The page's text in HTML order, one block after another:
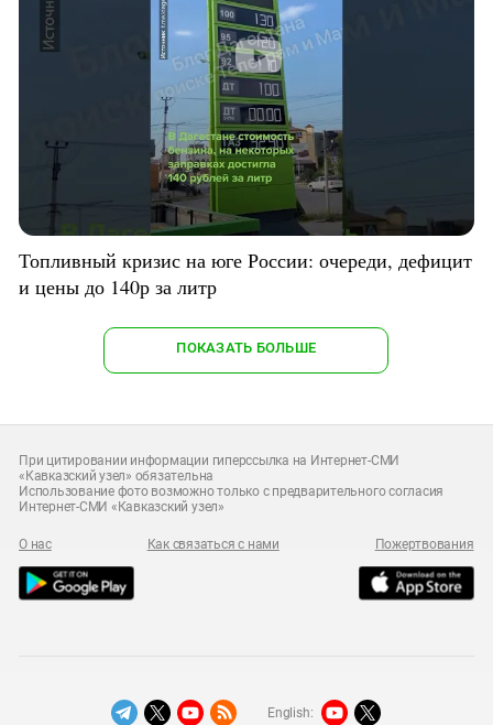
Топливный кризис на юге России: очереди, дефицит
и цены до 140р за литр
ПОКАЗАТЬ БОЛЬШЕ
При цитировании информации гиперссылка на Интернет-СМИ
«Кавказский узел» обязательна
Использование фото возможно только с предварительного согласия
Интернет-СМИ «Кавказский узел»
О нас Как связаться с нами Пожертвования
English: